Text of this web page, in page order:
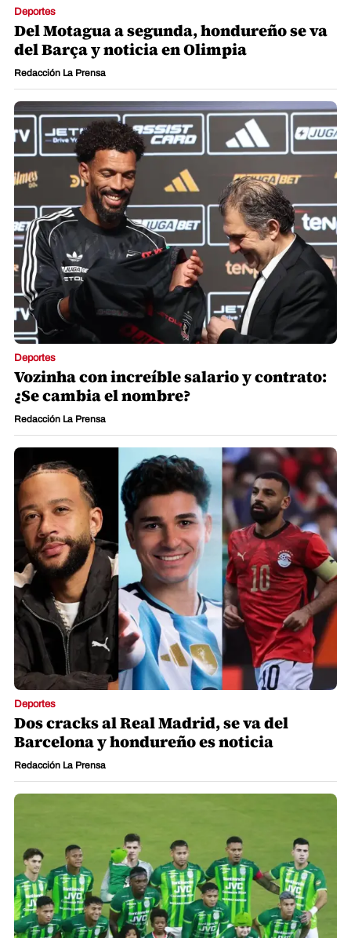
Deportes
Del Motagua a segunda, hondureño se va
del Barça y noticia en Olimpia
Redacción La Prensa
Deportes
Vozinha con increíble salario y contrato:
¿Se cambia el nombre?
Redacción La Prensa
Deportes
Dos cracks al Real Madrid, se va del
Barcelona y hondureño es noticia
Redacción La Prensa